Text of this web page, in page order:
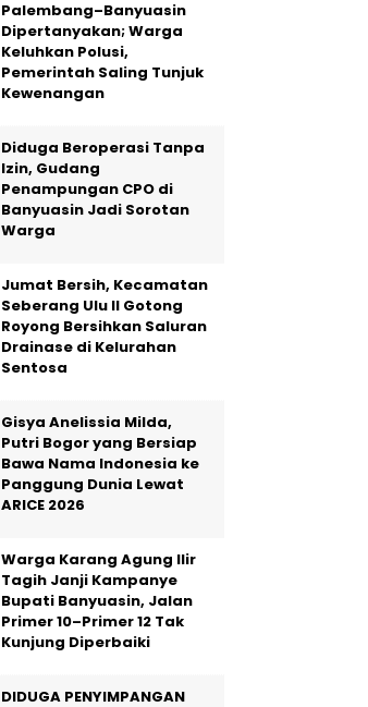
Palembang–Banyuasin
Dipertanyakan; Warga
Keluhkan Polusi,
Pemerintah Saling Tunjuk
Kewenangan
Diduga Beroperasi Tanpa
Izin, Gudang
Penampungan CPO di
Banyuasin Jadi Sorotan
Warga
Jumat Bersih, Kecamatan
Seberang Ulu II Gotong
Royong Bersihkan Saluran
Drainase di Kelurahan
Sentosa
Gisya Anelissia Milda,
Putri Bogor yang Bersiap
Bawa Nama Indonesia ke
Panggung Dunia Lewat
ARICE 2026
Warga Karang Agung Ilir
Tagih Janji Kampanye
Bupati Banyuasin, Jalan
Primer 10–Primer 12 Tak
Kunjung Diperbaiki
DIDUGA PENYIMPANGAN